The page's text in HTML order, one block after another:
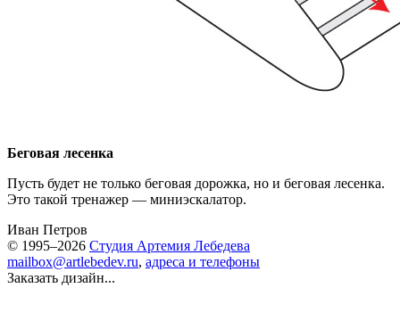
Беговая лесенка
Пусть будет не только беговая дорожка, но и беговая лесенка.
Это такой тренажер — миниэскалатор.
Иван Петров
© 1995–2026 Студия Артемия Лебедева
mailbox@artlebedev.ru, адреса и телефоны
Заказать дизайн...